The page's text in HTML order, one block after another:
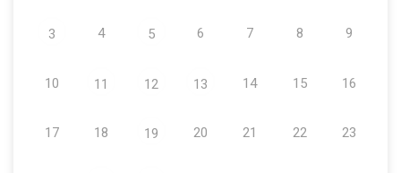
3 4 5 6 7 8 9
10 11 12 13 14 15 16
17 18 19 20 21 22 23